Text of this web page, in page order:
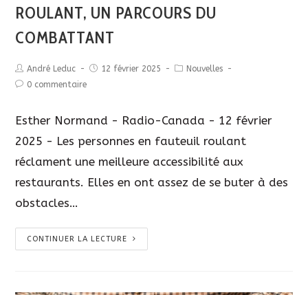
ROULANT, UN PARCOURS DU
COMBATTANT
André Leduc 12 février 2025
Nouvelles
0 commentaire
Esther Normand - Radio-Canada - 12 février
2025 - Les personnes en fauteuil roulant
réclament une meilleure accessibilité aux
restaurants. Elles en ont assez de se buter à des
obstacles…
CONTINUER LA LECTURE